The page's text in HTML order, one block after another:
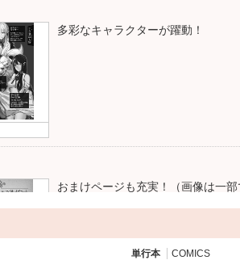
多彩なキャラクターが躍動！
おまけページも充実！（画像は一
単行本 COMICS